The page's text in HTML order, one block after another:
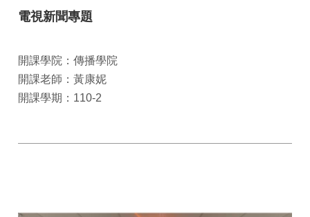
電視新聞專題
開課學院：傳播學院
開課老師：黃康妮
開課學期：110-2